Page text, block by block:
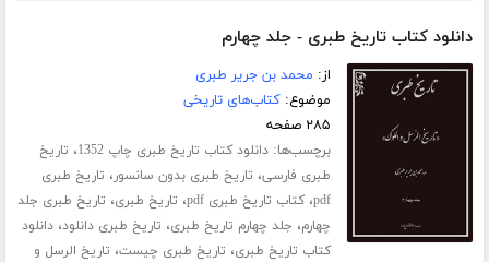
دانلود کتاب تاریخ طبری - جلد چهارم
از: محمد بن جریر طبری
موضوع:کتاب‌های تاریخی
۲۸۵ صفحه
برچسب‌ها:دانلود کتاب تاریخ طبری چاپ 1352 ، تاریخ
طبری فارسی، تاریخ طبری بدون سانسور، تاریخ طبری
pdf،کتاب تاریخ طبری pdf ، تاریخ طبری، تاریخ طبری جلد
چهارم، جلد چهارم تاریخ طبری، تاریخ طبری دانلود،دانلود
کتاب تاریخ طبری، تاریخ طبری چیست، تاریخ الرسل و